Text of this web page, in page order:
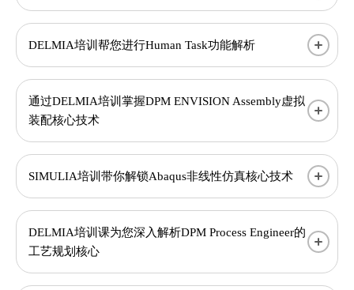
DELMIA培训帮您进行Human Task功能解析
通过DELMIA培训掌握DPM ENVISION Assembly虚拟
装配核心技术
SIMULIA培训带你解锁Abaqus非线性仿真核心技术
DELMIA培训课为您深入解析DPM Process Engineer的
工艺规划核心